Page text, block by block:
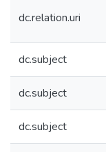
dc.relation.uri
dc.subject
dc.subject
dc.subject